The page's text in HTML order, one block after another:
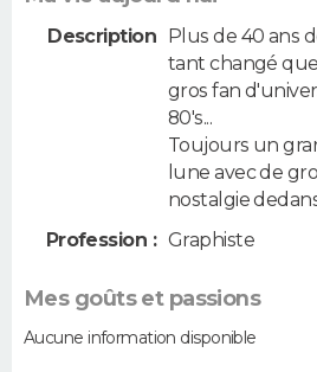
Description Plus de 40 ans
tant changé que
gros fan
80's...
Toujours un
lune avec de
nostalgie
Profession : Graphiste
Mes goûts et passions
Aucune information disponible